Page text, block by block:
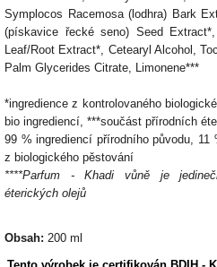
Symplocos Racemosa (lodhra) Bark
(pískavice řecké seno) Seed
Leaf/Root Extract*, Cetearyl Alcohol,
Palm Glycerides Citrate, Limonene***
*ingredience z kontrolovaného
bio ingrediencí, ***součást přírodních
99 % ingrediencí přírodního původu,
z biologického pěstování
****Parfum - Khadi vůně je
éterických olejů
Obsah: 200 ml